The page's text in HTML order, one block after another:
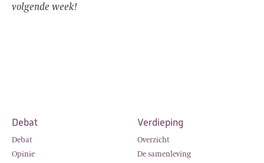
volgende week!
Debat
Debat
Opinie
Verdieping
Overzicht
De samenleving